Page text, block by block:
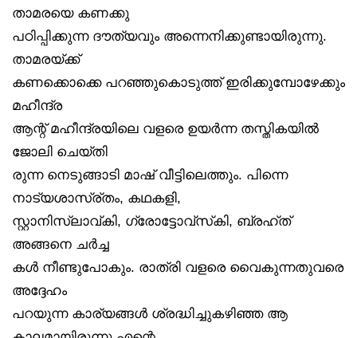
താമരയെ കണക്കു
പഠിപ്പിക്കുന്ന ദൗത്യവും അന്നെനിക്കുണ്ടായിരുന്നു.
താമരയ്ക്ക്
കണക്കൊക്കെ പറഞ്ഞുകൊടുത്ത് ഇരിക്കുമ്പോഴേക്കും
മഹീന്ദ്ര
ആന്റ് മഹീന്ദ്രയിലെ വളരെ ഉയർന്ന തസ്തികയിൽ
ജോലി ചെയ്തി
രുന്ന നെടുങ്ങാടി മാഷ് വീട്ടിലെത്തും. പിന്നെ
നാട്യശാസ്ര്തം, കഥകളി,
സ്റ്റാനിസ്ലാവ്കി, ഗ്രോട്ടോവ്‌സ്‌കി, ബ്രഹ്ത്
അങ്ങനെ ചർച്ച
കൾ നീണ്ടുപോകും. രാത്രി വളരെ വൈകുന്നതുവരെ
അദ്ദേഹം
പറയുന്ന കാര്യങ്ങൾ ശ്രദ്ധിച്ചുകഴിഞ്ഞ ആ